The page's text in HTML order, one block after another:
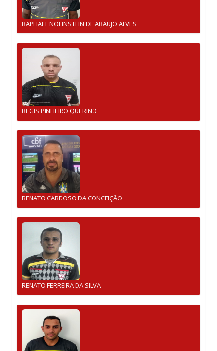
RAPHAEL NOEINSTEIN DE ARAUJO ALVES
REGIS PINHEIRO QUERINO
RENATO CARDOSO DA CONCEIÇÃO
RENATO FERREIRA DA SILVA